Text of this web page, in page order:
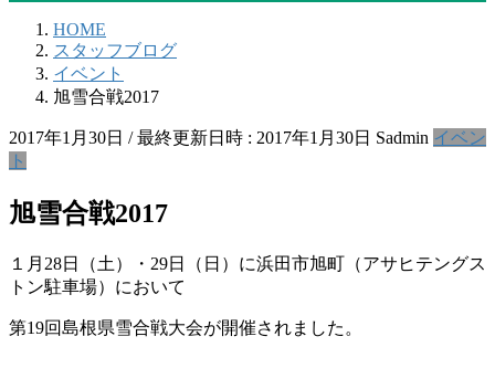
HOME
スタッフブログ
イベント
旭雪合戦2017
2017年1月30日 / 最終更新日時 : 2017年1月30日 Sadmin イベン
ト
旭雪合戦2017
１月28日（土）・29日（日）に浜田市旭町（アサヒテングス
トン駐車場）において
第19回島根県雪合戦大会が開催されました。